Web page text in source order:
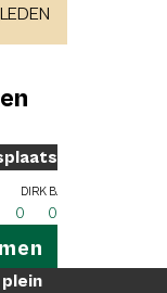
Dirk B.
0 0